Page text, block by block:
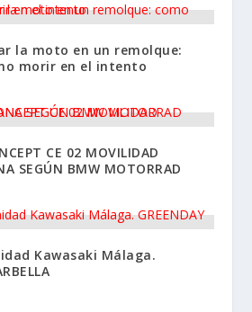
la moto en un remolque:
morir en el intento
CE 02 MOVILIDAD
SEGÚN BMW MOTORRAD
Kawasaki Málaga.